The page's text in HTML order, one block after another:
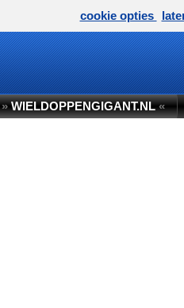
»WIELDOPPENGIGANT.NL«
cookie opties